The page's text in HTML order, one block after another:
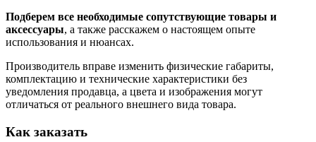
Подберем все необходимые сопутствующие товары и
аксессуары, а также расскажем о настоящем опыте
использования и нюансах.
Производитель вправе изменить физические габариты,
комплектацию и технические характеристики без
уведомления продавца, а цвета и изображения могут
отличаться от реального внешнего вида товара.
Как заказать